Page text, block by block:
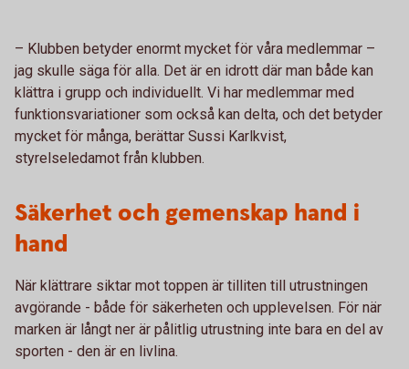
– Klubben betyder enormt mycket för våra medlemmar –
jag skulle säga för alla. Det är en idrott där man både kan
klättra i grupp och individuellt. Vi har medlemmar med
funktionsvariationer som också kan delta, och det betyder
mycket för många, berättar Sussi Karlkvist,
styrelseledamot från klubben.
Säkerhet och gemenskap hand i
hand
När klättrare siktar mot toppen är tilliten till utrustningen
avgörande - både för säkerheten och upplevelsen. För när
marken är långt ner är pålitlig utrustning inte bara en del av
sporten - den är en livlina.